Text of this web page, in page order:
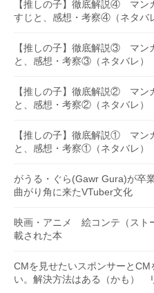
【推しの子】徹底解説④ マ
すじと、感想・考察④（ネタバ
【推しの子】徹底解説③ マ
と、感想・考察③（ネタバレ）
【推しの子】徹底解説② マ
と、感想・考察②（ネタバレ）
【推しの子】徹底解説① マ
と、感想・考察①（ネタバレ）
がうる・ぐら(Gawr Gura)が卒
曲がり角に来たVTuber文化
映画・アニメ 絵コンテ（スト
載された本
CMを見せたいスポンサーと
い。解決方法はある（かも）